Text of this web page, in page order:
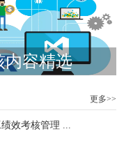
内容精选
更多>>
效考核管理 ...